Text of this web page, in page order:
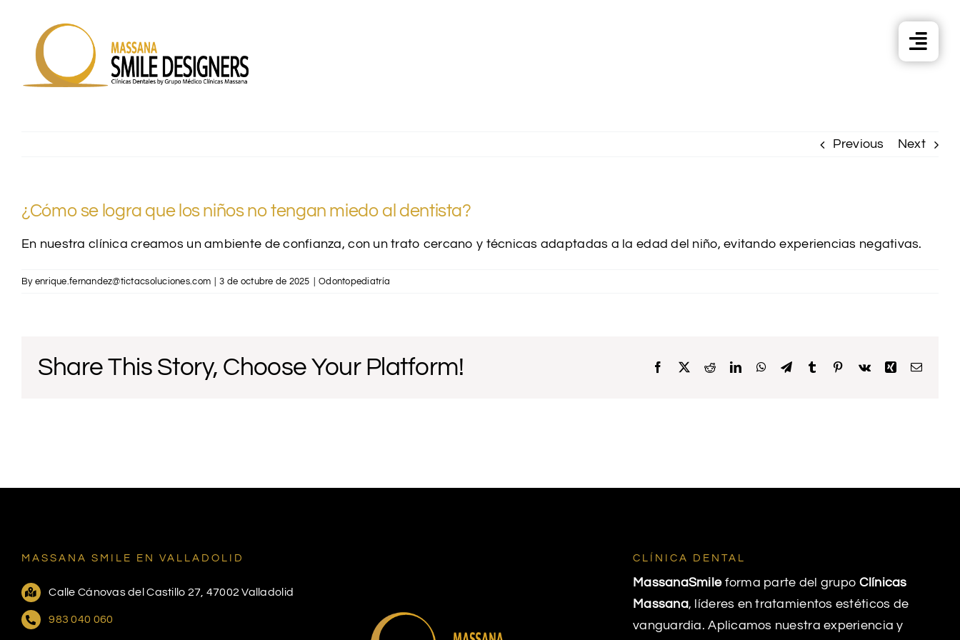
content
Previous Next
¿Cómo se logra que los niños no tengan miedo al dentista?
En nuestra clínica creamos un ambiente de confianza, con un trato cercano y técnicas adaptadas a la edad del niño, evitando experiencias negativas.
By enrique.fernandez@tictacsoluciones.com 3 de octubre de 2025 Odontopediatría
Share This Story, Choose Your Platform! Facebook
X RedditLinkedInWhatsApp
TelegramTumblr Pinterest
Vk XingEmail
MASSANA SMILE EN VALLADOLID
Calle Cánovas del Castillo 27, 47002 Valladolid
983 040 060
CLÍNICA DENTAL
MassanaSmileforma parte del grupoClínicas
Massana, líderes en tratamientos estéticos de
vanguardia. Aplicamos nuestra experiencia y